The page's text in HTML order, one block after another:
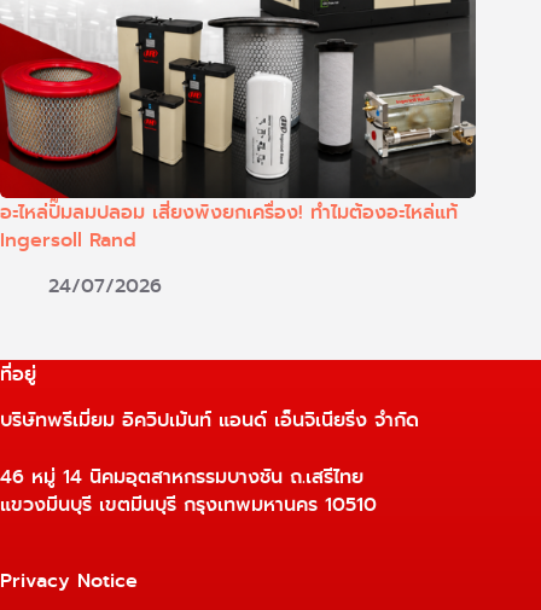
อะไหล่ปั๊มลมปลอม เสี่ยงพังยกเครื่อง! ทำไมต้องอะไหล่แท้
Ingersoll Rand
24/07/2026
ที่อยู่
บริษัทพรีเมี่ยม อิควิปเม้นท์ แอนด์ เอ็นจิเนียริ่ง จำกัด
46 หมู่ 14 นิคมอุตสาหกรรมบางชัน ถ.เสรีไทย
แขวงมีนบุรี เขตมีนบุรี กรุงเทพมหานคร 10510
Privacy Notice